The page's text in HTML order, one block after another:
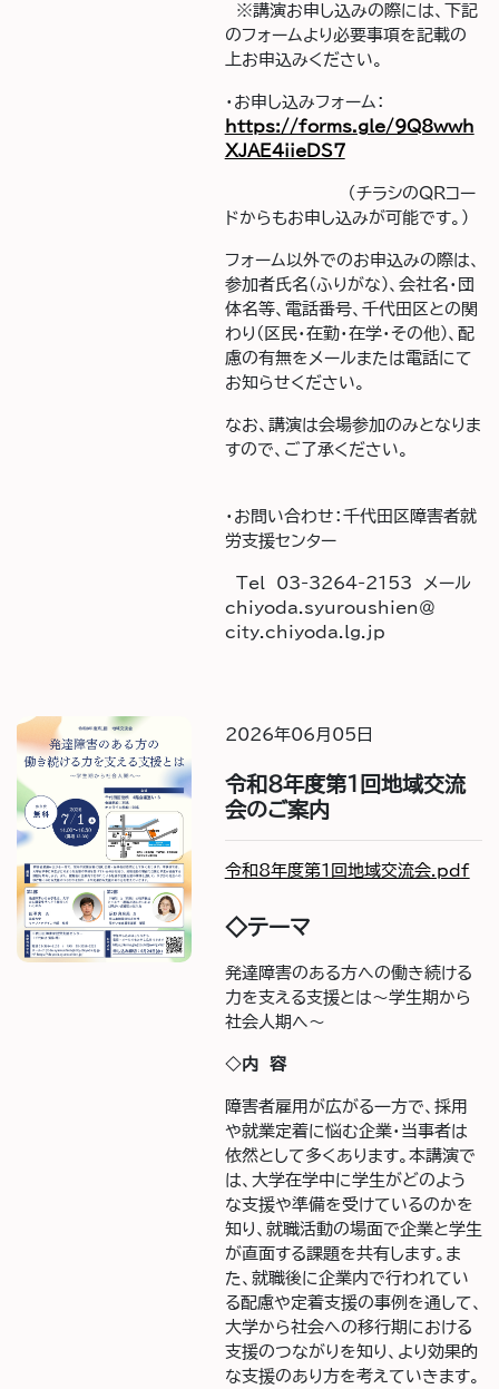
※講演お申し込みの際には、下記
のフォームより必要事項を記載の
上お申込みください。
・お申し込みフォーム：
https://forms.gle/9Q8wwh
XJAE4iieDS7
（チラシのQRコー
ドからもお申し込みが可能です。）
フォーム以外でのお申込みの際は、
参加者氏名(ふりがな)、会社名・団
体名等、電話番号、千代田区との関
わり(区民・在勤・在学・その他)、配
慮の有無をメールまたは電話にて
お知らせください。
なお、講演は会場参加のみとなりま
すので、ご了承ください。
・お問い合わせ：千代田区障害者就
労支援センター
Tel 03-3264-2153 メール
chiyoda.syuroushien＠
city.chiyoda.lg.jp
2026年06月05日
令和8年度第1回地域交流
会のご案内
令和8年度第1回地域交流会.pdf
◇テーマ
発達障害のある方への働き続ける
力を支える支援とは～学生期から
社会人期へ～
◇内 容
障害者雇用が広がる一方で、採用
や就業定着に悩む企業・当事者は
依然として多くあります。本講演で
は、大学在学中に学生がどのよう
な支援や準備を受けているのかを
知り、就職活動の場面で企業と学生
が直面する課題を共有します。ま
た、就職後に企業内で行われてい
る配慮や定着支援の事例を通して、
大学から社会への移行期における
支援のつながりを知り、より効果的
な支援のあり方を考えていきます。